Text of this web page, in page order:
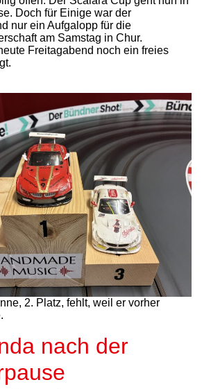
Doch für Einige war der
nur ein Aufgalopp für die
am Samstag in Chur.
Freitagabend noch ein freies
2. Platz, fehlt, weil er vorher
nach der